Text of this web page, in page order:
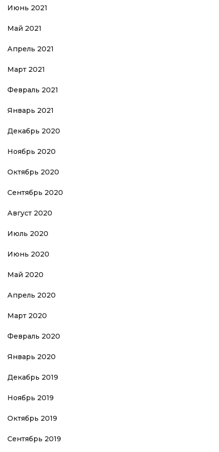
Июнь 2021
Май 2021
Апрель 2021
Март 2021
Февраль 2021
Январь 2021
Декабрь 2020
Ноябрь 2020
Октябрь 2020
Сентябрь 2020
Август 2020
Июль 2020
Июнь 2020
Май 2020
Апрель 2020
Март 2020
Февраль 2020
Январь 2020
Декабрь 2019
Ноябрь 2019
Октябрь 2019
Сентябрь 2019